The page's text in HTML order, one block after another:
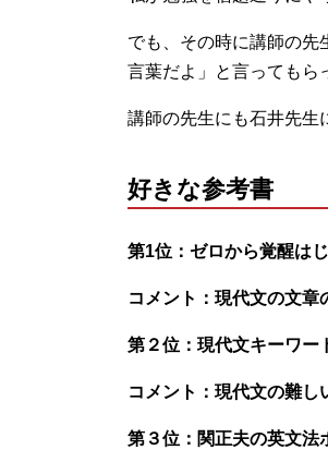
でも、その時に講師の先
言葉だよ」と言ってもら
講師の先生にも石井先生
好きな参考書
第1位：ゼロから覚醒は
コメント：現代文の文章
第２位：現代文キーワー
コメント：現代文の難し
第３位：関正夫の英文法